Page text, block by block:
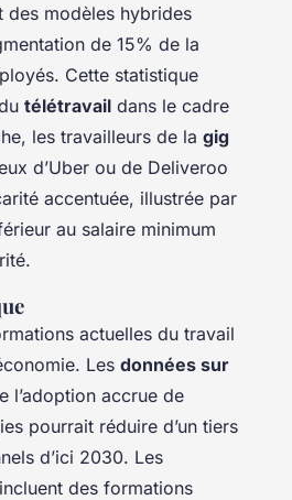
des modèles hybrides
de 15% de la
Cette statistique
télétravail dans le cadre
les travailleurs de la gig
d’Uber ou de Deliveroo
accentuée, illustrée par
au salaire minimum
actuelles du travail
Les données sur
l’adoption accrue de
pourrait réduire d’un tiers
d’ici 2030. Les
des formations